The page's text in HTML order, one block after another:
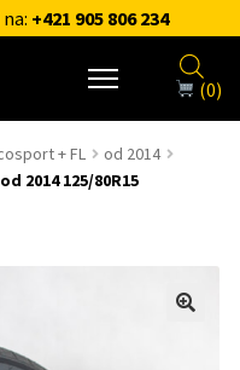
+421 905 806 234
(0)
+ FL
od 2014
2014 125/80R15